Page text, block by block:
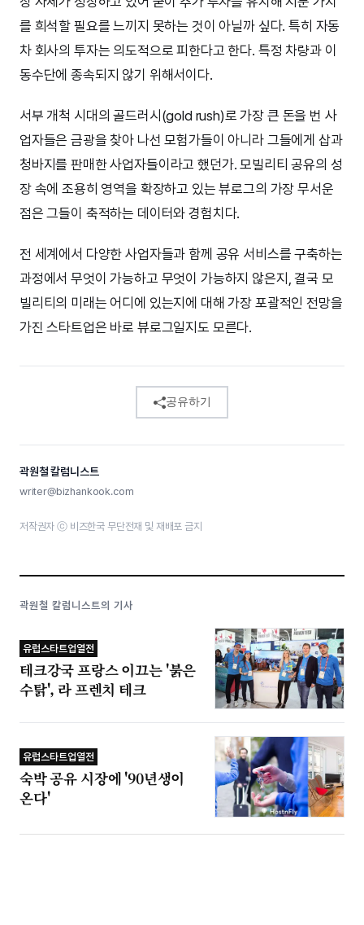
를 희석할 필요를 느끼지 못하는 것이 아닐까 싶다. 특히 자동
차 회사의 투자는 의도적으로 피한다고 한다. 특정 차량과 이
동수단에 종속되지 않기 위해서이다.
서부 개척 시대의 골드러시(gold rush)로 가장 큰 돈을 번 사
업자들은 금광을 찾아 나선 모험가들이 아니라 그들에게 삽과
청바지를 판매한 사업자들이라고 했던가. 모빌리티 공유의 성
장 속에 조용히 영역을 확장하고 있는 뷰로그의 가장 무서운
점은 그들이 축적하는 데이터와 경험치다.
전 세계에서 다양한 사업자들과 함께 공유 서비스를 구축하는
과정에서 무엇이 가능하고 무엇이 가능하지 않은지, 결국 모
빌리티의 미래는 어디에 있는지에 대해 가장 포괄적인 전망을
가진 스타트업은 바로 뷰로그일지도 모른다.
공유하기
곽원철 칼럼니스트
writer@bizhankook.com
저작권자 ⓒ 비즈한국 무단전재 및 재배포 금지
곽원철 칼럼니스트의 기사
유럽스타트업열전
테크강국 프랑스 이끄는 '붉은
수탉', 라 프렌치 테크
유럽스타트업열전
숙박 공유 시장에 '90년생이
온다'